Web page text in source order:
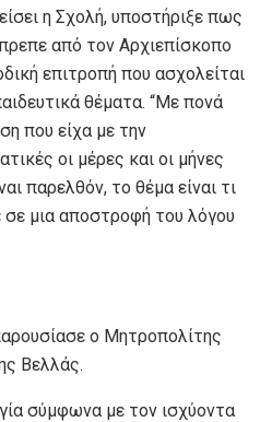
η Σχολή, υποστήριξε πως
από τον Αρχιεπίσκοπο
επιτροπή που ασχολείται
θέματα. “Με πονά
που είχα με την
οι μέρες και οι μήνες
παρελθόν, το θέμα είναι τι
μια αποστροφή του λόγου
ο Μητροπολίτης
Βελλάς.
σύμφωνα με τον ισχύοντα